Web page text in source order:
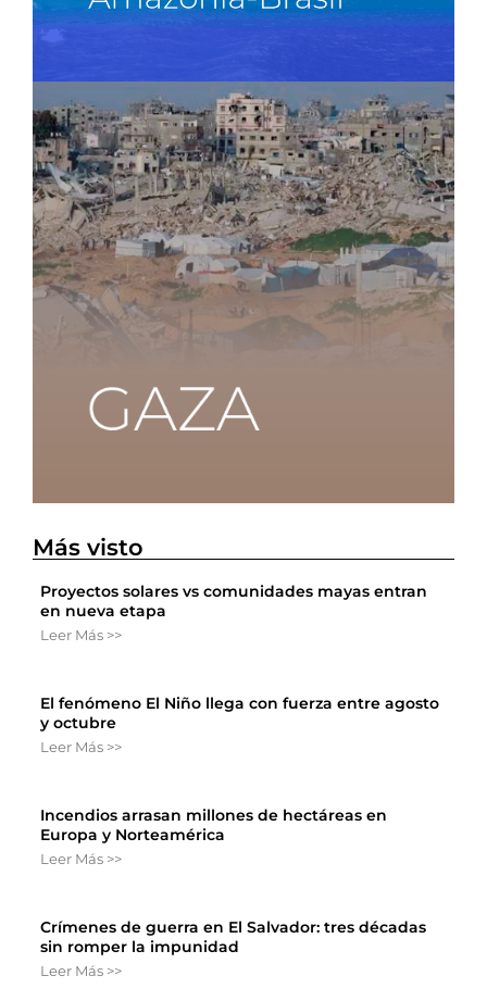
Más visto
Proyectos solares vs comunidades mayas entran
en nueva etapa
Leer Más >>
El fenómeno El Niño llega con fuerza entre agosto
y octubre
Leer Más >>
Incendios arrasan millones de hectáreas en
Europa y Norteamérica
Leer Más >>
Crímenes de guerra en El Salvador: tres décadas
sin romper la impunidad
Leer Más >>